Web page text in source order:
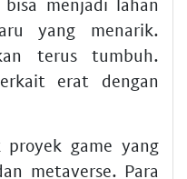
yang menarik.
terus tumbuh.
erat dengan
proyek game yang
metaverse. Para